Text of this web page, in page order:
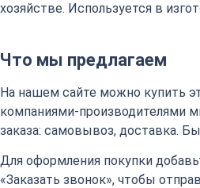
хозяйстве. Используется в
Что мы предлагаем
На нашем сайте можно купить
компаниями-производителями
заказа: самовывоз, доставка.
Для оформления покупки
«Заказать звонок», чтобы